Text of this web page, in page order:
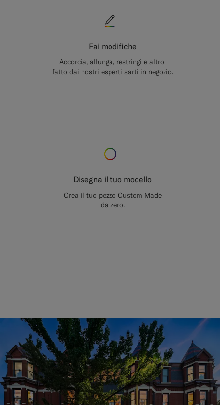
Fai modifiche
Accorcia, allunga, restringi e altro,
fatto dai nostri esperti sarti in negozio.
Disegna il tuo modello
Crea il tuo pezzo Custom Made
da zero.